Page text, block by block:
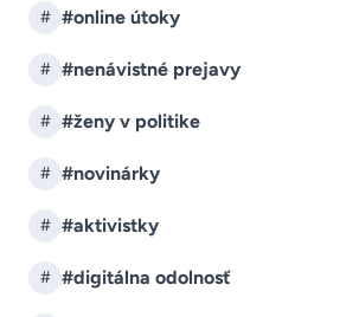
# #online útoky
# #nenávistné prejavy
# #ženy v politike
# #novinárky
# #aktivistky
# #digitálna odolnosť